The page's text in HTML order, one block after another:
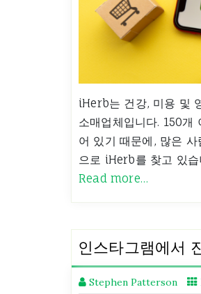
iHerb는 건강, 미용 및
소매업체입니다. 150개
어 있기 때문에, 많은
으로 iHerb를 찾고 있
Read more…
인스타그램에서
Stephen Patterson